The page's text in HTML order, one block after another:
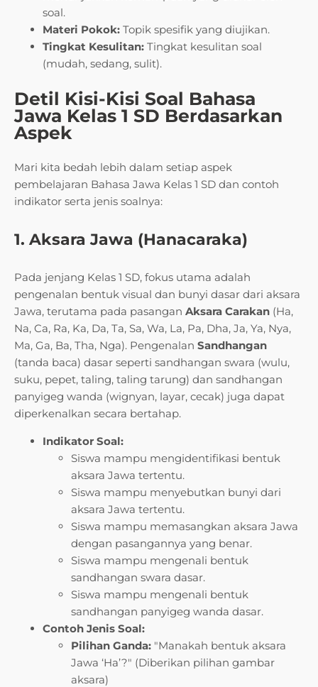
soal.
Materi Pokok: Topik spesifik yang diujikan.
Tingkat Kesulitan: Tingkat kesulitan soal
(mudah, sedang, sulit).
Detil Kisi-Kisi Soal Bahasa
Jawa Kelas 1 SD Berdasarkan
Aspek
Mari kita bedah lebih dalam setiap aspek
pembelajaran Bahasa Jawa Kelas 1 SD dan contoh
indikator serta jenis soalnya:
1. Aksara Jawa (Hanacaraka)
Pada jenjang Kelas 1 SD, fokus utama adalah
pengenalan bentuk visual dan bunyi dasar dari aksara
Jawa, terutama pada pasangan Aksara Carakan (Ha,
Na, Ca, Ra, Ka, Da, Ta, Sa, Wa, La, Pa, Dha, Ja, Ya, Nya,
Ma, Ga, Ba, Tha, Nga). Pengenalan Sandhangan
(tanda baca) dasar seperti sandhangan swara (wulu,
suku, pepet, taling, taling tarung) dan sandhangan
panyigeg wanda (wignyan, layar, cecak) juga dapat
diperkenalkan secara bertahap.
Indikator Soal:
Siswa mampu mengidentifikasi bentuk
aksara Jawa tertentu.
Siswa mampu menyebutkan bunyi dari
aksara Jawa tertentu.
Siswa mampu memasangkan aksara Jawa
dengan pasangannya yang benar.
Siswa mampu mengenali bentuk
sandhangan swara dasar.
Siswa mampu mengenali bentuk
sandhangan panyigeg wanda dasar.
Contoh Jenis Soal:
Pilihan Ganda: "Manakah bentuk aksara
Jawa ‘Ha’?" (Diberikan pilihan gambar
aksara)